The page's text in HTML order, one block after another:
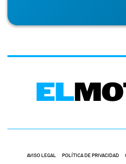
AVISO LEGAL POLÍTICA DE PRIVACIDAD